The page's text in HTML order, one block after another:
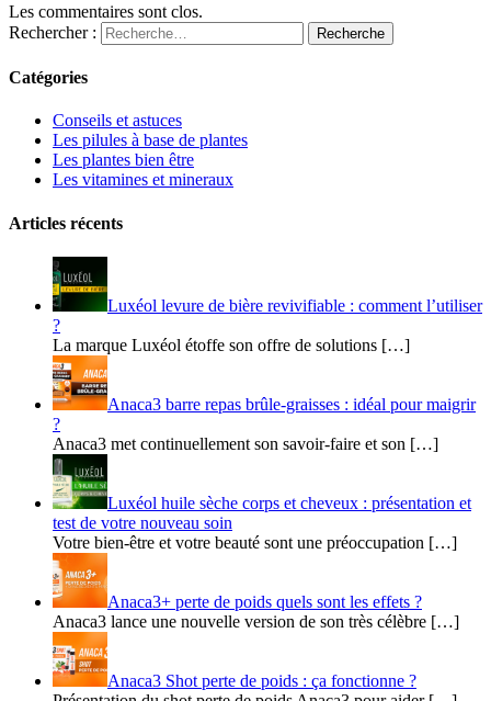
Les commentaires sont clos.
Rechercher :
Recherche
Catégories
Conseils et astuces
Les pilules à base de plantes
Les plantes bien être
Les vitamines et mineraux
Articles récents
Luxéol levure de bière revivifiable : comment l’utiliser
?
La marque Luxéol étoffe son offre de solutions […]
Anaca3 barre repas brûle-graisses : idéal pour maigrir
?
Anaca3 met continuellement son savoir-faire et son […]
Luxéol huile sèche corps et cheveux : présentation et
test de votre nouveau soin
Votre bien-être et votre beauté sont une préoccupation […]
Anaca3+ perte de poids quels sont les effets ?
Anaca3 lance une nouvelle version de son très célèbre […]
Anaca3 Shot perte de poids : ça fonctionne ?